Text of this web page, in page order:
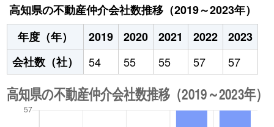
高知県の不動産仲介会社数推移（2019～2023年）
年度（年）
2019 2020 2021 2022
2023
会社数（社）
54 55 55 57 57